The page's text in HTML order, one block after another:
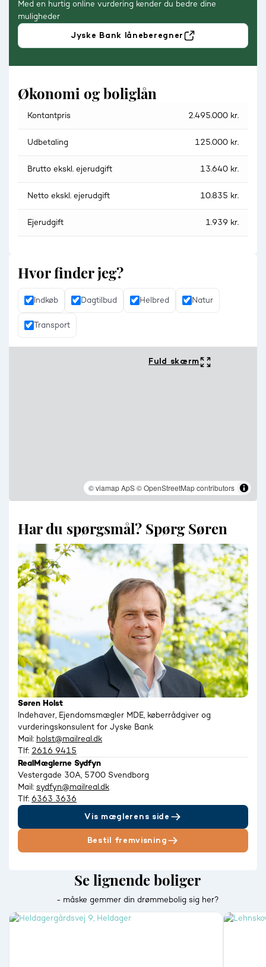
Med en hurtig online vurdering kender du bedre dine
muligheder
Jyske Bank låneberegner
Økonomi og boliglån
Kontantpris 2.495.000 kr.
Udbetaling 125.000 kr.
Brutto ekskl. ejerudgift 13.640 kr.
Netto ekskl. ejerudgift 10.835 kr.
Ejerudgift 1.939 kr.
Hvor finder jeg?
Indkøb Dagtilbud Helbred Natur
Transport
Fuld skærm
© viamap ApS© OpenStreetMap contributors
Har du spørgsmål? Spørg Søren
Søren Holst
Indehaver, Ejendomsmægler MDE, køberrådgiver og
vurderingskonsulent for Jyske Bank
Mail: holst@mailreal.dk
Tlf: 2616 9415
RealMæglerne Sydfyn
Vestergade 30A, 5700 Svendborg
Mail: sydfyn@mailreal.dk
Tlf: 6363 3636
Vis mæglerens side
Bestil fremvisning
Se lignende boliger
- måske gemmer din drømmebolig sig her?